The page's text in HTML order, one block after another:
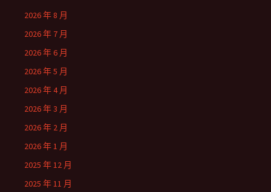
2026 年 8 月
2026 年 7 月
2026 年 6 月
2026 年 5 月
2026 年 4 月
2026 年 3 月
2026 年 2 月
2026 年 1 月
2025 年 12 月
2025 年 11 月